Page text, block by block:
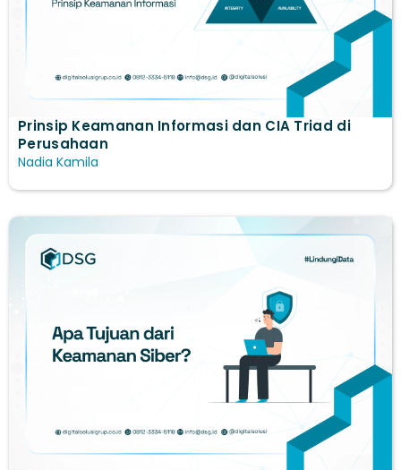
Prinsip Keamanan Informasi dan CIA Triad di
Perusahaan
Nadia Kamila